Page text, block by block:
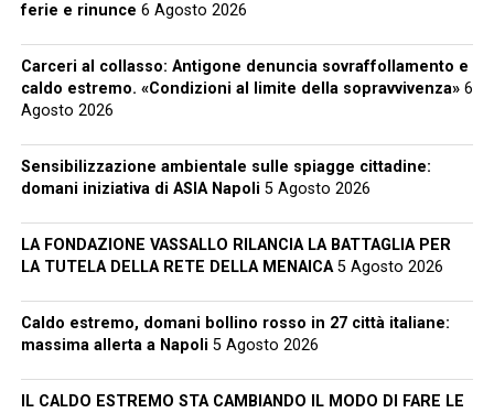
ferie e rinunce 6 Agosto 2026
Carceri al collasso: Antigone denuncia sovraffollamento e
caldo estremo. «Condizioni al limite della sopravvivenza» 6
Agosto 2026
Sensibilizzazione ambientale sulle spiagge cittadine:
domani iniziativa di ASIA Napoli 5 Agosto 2026
LA FONDAZIONE VASSALLO RILANCIA LA BATTAGLIA PER
LA TUTELA DELLA RETE DELLA MENAICA 5 Agosto 2026
Caldo estremo, domani bollino rosso in 27 città italiane:
massima allerta a Napoli 5 Agosto 2026
IL CALDO ESTREMO STA CAMBIANDO IL MODO DI FARE LE